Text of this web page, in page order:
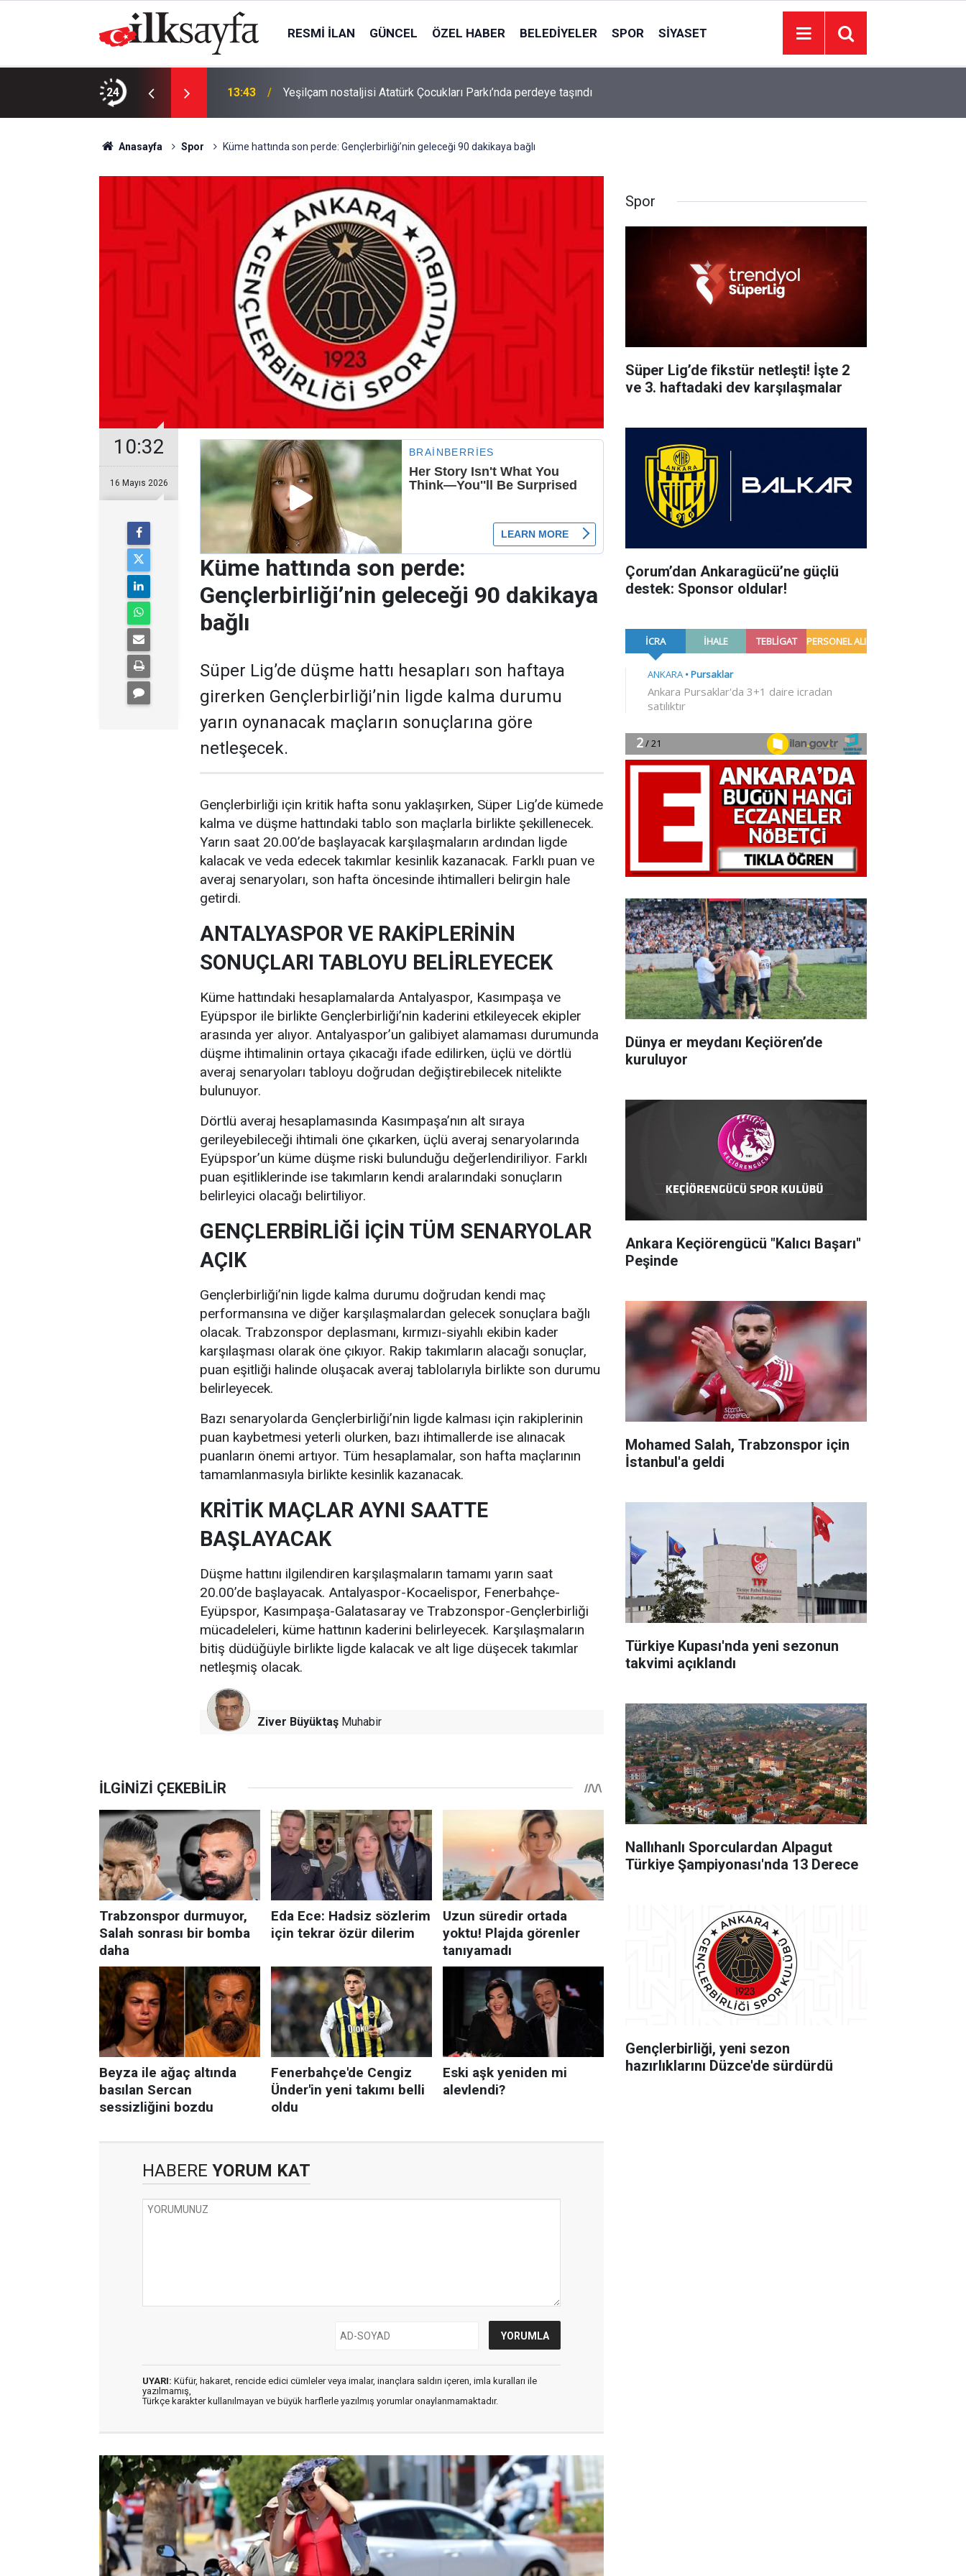
RESMI İLAN GÜNCEL ÖZEL HABER BELEDIYELER SPOR SIYASET
24
Yeni dönem resmen başladı 13:43 Yeşilçam nostaljisi Atatürk Çocukları Parkı’nda perdeye taşındı
Anasayfa Spor Küme hattında son perde: Gençlerbirliği’nin geleceği 90 dakikaya bağlı
10:32
16 Mayıs 2026
Küme hattında son perde:
Gençlerbirliği’nin geleceği 90 dakikaya
bağlı
Süper Lig’de düşme hattı hesapları son haftaya
girerken Gençlerbirliği’nin ligde kalma durumu
yarın oynanacak maçların sonuçlarına göre
netleşecek.
Gençlerbirliği için kritik hafta sonu yaklaşırken, Süper Lig’de kümede
kalma ve düşme hattındaki tablo son maçlarla birlikte şekillenecek.
Yarın saat 20.00’de başlayacak karşılaşmaların ardından ligde
kalacak ve veda edecek takımlar kesinlik kazanacak. Farklı puan ve
averaj senaryoları, son hafta öncesinde ihtimalleri belirgin hale
getirdi.
ANTALYASPOR VE RAKİPLERİNİN
SONUÇLARI TABLOYU BELİRLEYECEK
Küme hattındaki hesaplamalarda Antalyaspor, Kasımpaşa ve
Eyüpspor ile birlikte Gençlerbirliği’nin kaderini etkileyecek ekipler
arasında yer alıyor. Antalyaspor’un galibiyet alamaması durumunda
düşme ihtimalinin ortaya çıkacağı ifade edilirken, üçlü ve dörtlü
averaj senaryoları tabloyu doğrudan değiştirebilecek nitelikte
bulunuyor.
Dörtlü averaj hesaplamasında Kasımpaşa’nın alt sıraya
gerileyebileceği ihtimali öne çıkarken, üçlü averaj senaryolarında
Eyüpspor’un küme düşme riski bulunduğu değerlendiriliyor. Farklı
puan eşitliklerinde ise takımların kendi aralarındaki sonuçların
belirleyici olacağı belirtiliyor.
GENÇLERBİRLİĞİ İÇİN TÜM SENARYOLAR
AÇIK
Gençlerbirliği’nin ligde kalma durumu doğrudan kendi maç
performansına ve diğer karşılaşmalardan gelecek sonuçlara bağlı
olacak. Trabzonspor deplasmanı, kırmızı-siyahlı ekibin kader
karşılaşması olarak öne çıkıyor. Rakip takımların alacağı sonuçlar,
puan eşitliği halinde oluşacak averaj tablolarıyla birlikte son durumu
belirleyecek.
Bazı senaryolarda Gençlerbirliği’nin ligde kalması için rakiplerinin
puan kaybetmesi yeterli olurken, bazı ihtimallerde ise alınacak
puanların önemi artıyor. Tüm hesaplamalar, son hafta maçlarının
tamamlanmasıyla birlikte kesinlik kazanacak.
KRİTİK MAÇLAR AYNI SAATTE
BAŞLAYACAK
Düşme hattını ilgilendiren karşılaşmaların tamamı yarın saat
20.00’de başlayacak. Antalyaspor-Kocaelispor, Fenerbahçe-
Eyüpspor, Kasımpaşa-Galatasaray ve Trabzonspor-Gençlerbirliği
mücadeleleri, küme hattının kaderini belirleyecek. Karşılaşmaların
bitiş düdüğüyle birlikte ligde kalacak ve alt lige düşecek takımlar
netleşmiş olacak.
Ziver Büyüktaş Muhabir
HABERE YORUM KAT
UYARI: Küfür, hakaret, rencide edici cümleler veya imalar, inançlara saldırı içeren, imla kuralları ile
yazılmamış,
Türkçe karakter kullanılmayan ve büyük harflerle yazılmış yorumlar onaylanmamaktadır.
Spor
Süper Lig’de fikstür netleşti! İşte 2
ve 3. haftadaki dev karşılaşmalar
Çorum’dan Ankaragücü’ne güçlü
destek: Sponsor oldular!
Dünya er meydanı Keçiören’de
kuruluyor
Ankara Keçiörengücü "Kalıcı Başarı"
Peşinde
Mohamed Salah, Trabzonspor için
İstanbul'a geldi
Türkiye Kupası'nda yeni sezonun
takvimi açıklandı
Nallıhanlı Sporculardan Alpagut
Türkiye Şampiyonası'nda 13 Derece
Gençlerbirliği, yeni sezon
hazırlıklarını Düzce'de sürdürdü